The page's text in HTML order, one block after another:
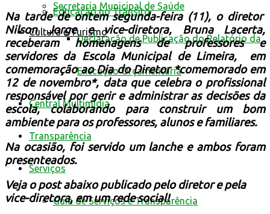
Educação no Trânsito
Cultura e Turismo
Secretaria Municipal de Saúde
Declaração de Publicação do Relatório da
Execução Orçamentária
Central Multimídia
Transparência
Serviços
Guia de Serviços e Transparência
Na tarde de ontem segunda-feira (11), o diretor
Nilson Jorge e vice-diretora, Bruna Lacerta,
receberam homenagens de professores e
servidores da Escola Municipal de Limeira, em
comemoração ao Dia do Diretor *comemorado em
12 de novembro*, data que celebra o profissional
responsável por gerir e administrar as decisões da
escola, colaborando para construir um bom
ambiente para os professores, alunos e familiares.
Na ocasião, foi servido um lanche e ambos foram
presenteados.
Veja o post abaixo publicado pelo diretor e pela
vice-diretora, em um rede social!